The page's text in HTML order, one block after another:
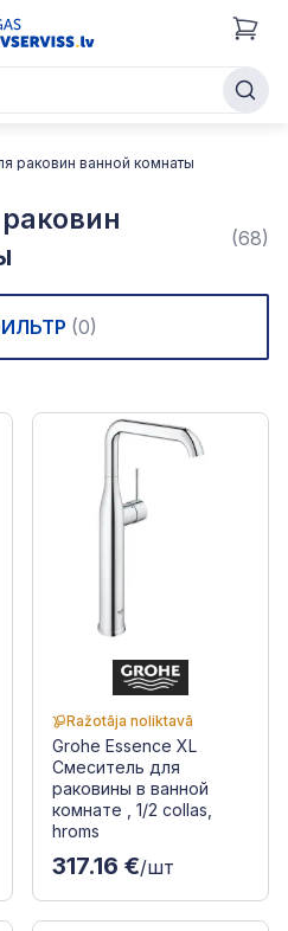
раковин ванной комнаты
(68)
(0)
Ražotāja noliktavā
Grohe Essence XL
Смеситель для
раковины в ванной
комнате , 1/2 collas,
hroms
317.16 €/шт